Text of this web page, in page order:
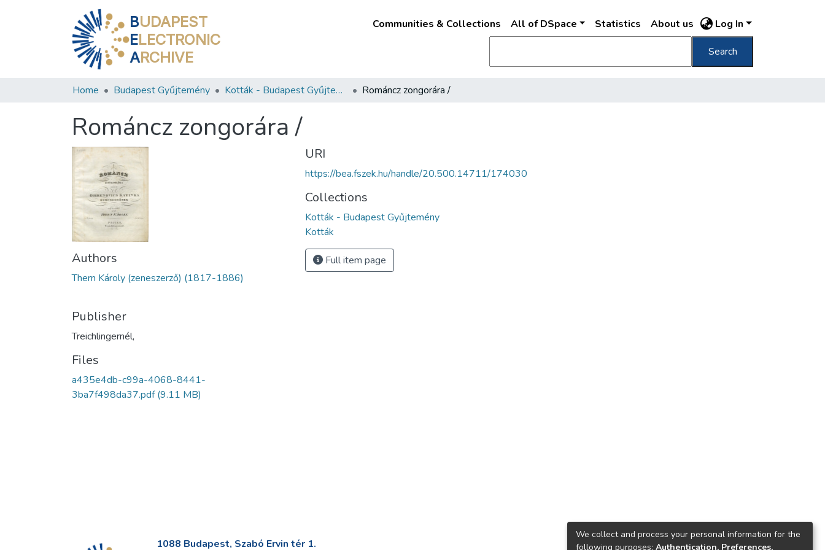
BUDAPEST
ELECTRONIC
ARCHIVE
Communities & Collections All of DSpace Statistics About us Log In
Search
Home Budapest Gyűjtemény Kották - Budapest Gyűjtemény Románcz zongorára /
Románcz zongorára /
Authors
Thern Károly (zeneszerző) (1817-1886)
Publisher
Treichlingernél,
Files
a435e4db-c99a-4068-8441-
3ba7f498da37.pdf(9.11 MB)
URI
https://bea.fszek.hu/handle/20.500.14711/174030
Collections
Kották - Budapest Gyűjtemény
Kották
Full item page
1088 Budapest, Szabó Ervin tér 1.
We collect and process your personal information for the
following purposes: Authentication, Preferences,